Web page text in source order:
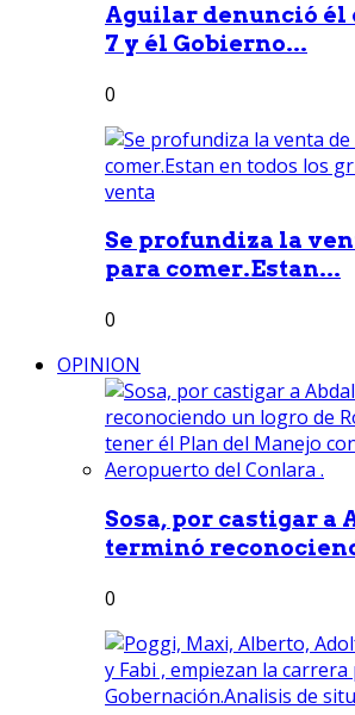
Aguilar denunció él
7 y él Gobierno...
0
Se profundiza la
para comer.Estan...
0
OPINION
Sosa, por castigar a
terminó
0